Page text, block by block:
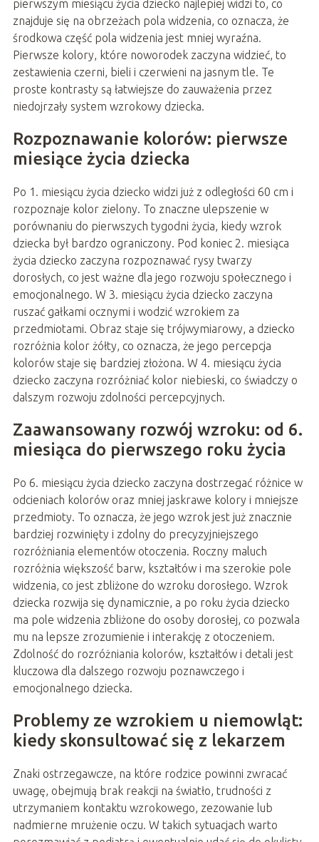
pierwszym miesiącu życia dziecko najlepiej widzi to, co
znajduje się na obrzeżach pola widzenia, co oznacza, że
środkowa część pola widzenia jest mniej wyraźna.
Pierwsze kolory, które noworodek zaczyna widzieć, to
zestawienia czerni, bieli i czerwieni na jasnym tle. Te
proste kontrasty są łatwiejsze do zauważenia przez
niedojrzały system wzrokowy dziecka.
Rozpoznawanie kolorów: pierwsze
miesiące życia dziecka
Po 1. miesiącu życia dziecko widzi już z odległości 60 cm i
rozpoznaje kolor zielony. To znaczne ulepszenie w
porównaniu do pierwszych tygodni życia, kiedy wzrok
dziecka był bardzo ograniczony. Pod koniec 2. miesiąca
życia dziecko zaczyna rozpoznawać rysy twarzy
dorosłych, co jest ważne dla jego rozwoju społecznego i
emocjonalnego. W 3. miesiącu życia dziecko zaczyna
ruszać gałkami ocznymi i wodzić wzrokiem za
przedmiotami. Obraz staje się trójwymiarowy, a dziecko
rozróżnia kolor żółty, co oznacza, że jego percepcja
kolorów staje się bardziej złożona. W 4. miesiącu życia
dziecko zaczyna rozróżniać kolor niebieski, co świadczy o
dalszym rozwoju zdolności percepcyjnych.
Zaawansowany rozwój wzroku: od 6.
miesiąca do pierwszego roku życia
Po 6. miesiącu życia dziecko zaczyna dostrzegać różnice w
odcieniach kolorów oraz mniej jaskrawe kolory i mniejsze
przedmioty. To oznacza, że jego wzrok jest już znacznie
bardziej rozwinięty i zdolny do precyzyjniejszego
rozróżniania elementów otoczenia. Roczny maluch
rozróżnia większość barw, kształtów i ma szerokie pole
widzenia, co jest zbliżone do wzroku dorosłego. Wzrok
dziecka rozwija się dynamicznie, a po roku życia dziecko
ma pole widzenia zbliżone do osoby dorosłej, co pozwala
mu na lepsze zrozumienie i interakcję z otoczeniem.
Zdolność do rozróżniania kolorów, kształtów i detali jest
kluczowa dla dalszego rozwoju poznawczego i
emocjonalnego dziecka.
Problemy ze wzrokiem u niemowląt:
kiedy skonsultować się z lekarzem
Znaki ostrzegawcze, na które rodzice powinni zwracać
uwagę, obejmują brak reakcji na światło, trudności z
utrzymaniem kontaktu wzrokowego, zezowanie lub
nadmierne mrużenie oczu. W takich sytuacjach warto